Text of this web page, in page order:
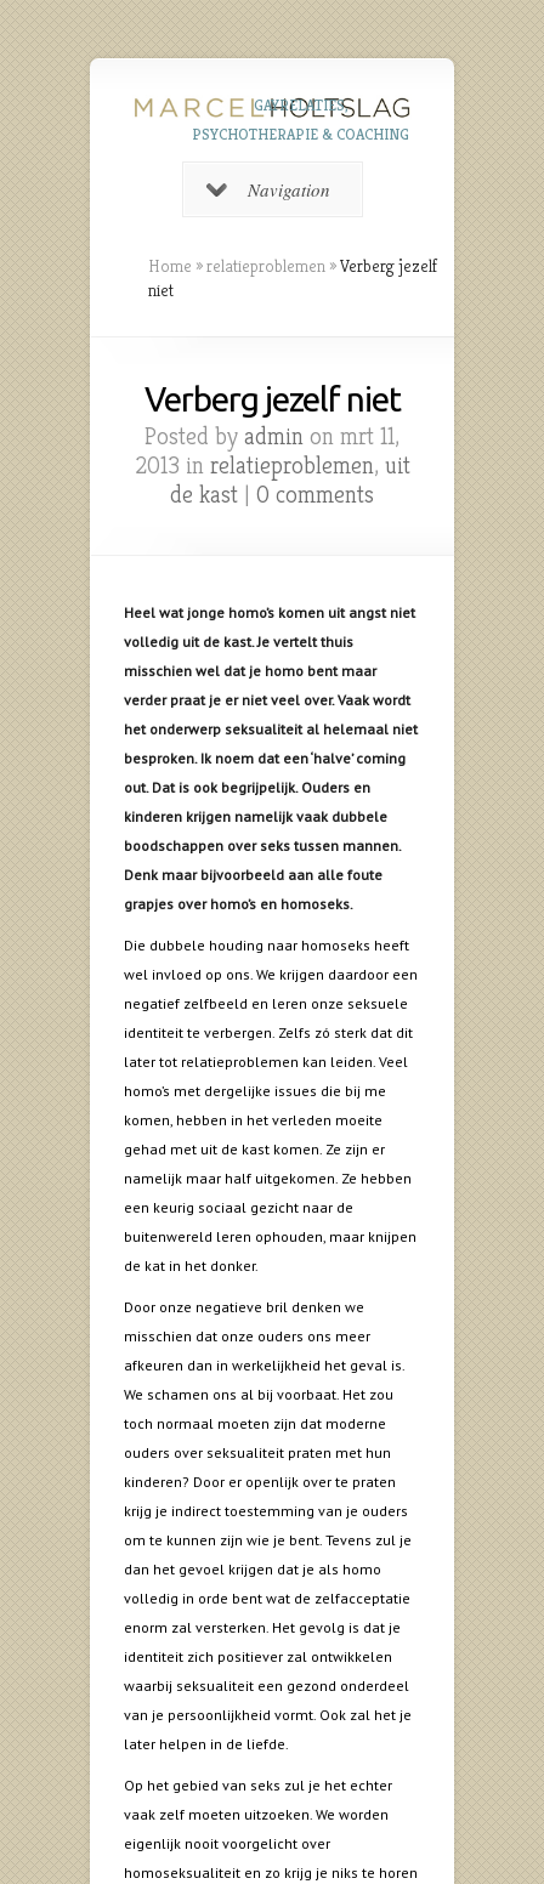
GAYRELATIES,
PSYCHOTHERAPIE & COACHING
Navigation
Home »relatieproblemen »Verberg jezelf
niet
Verberg jezelf niet
Posted by admin on mrt 11,
2013 in relatieproblemen, uit
de kast | 0 comments
Heel wat jonge homo’s komen uit angst niet
volledig uit de kast. Je vertelt thuis
misschien wel dat je homo bent maar
verder praat je er niet veel over. Vaak wordt
het onderwerp seksualiteit al helemaal niet
besproken. Ik noem dat een ‘halve’ coming
out. Dat is ook begrijpelijk. Ouders en
kinderen krijgen namelijk vaak dubbele
boodschappen over seks tussen mannen.
Denk maar bijvoorbeeld aan alle foute
grapjes over homo’s en homoseks.
Die dubbele houding naar homoseks heeft
wel invloed op ons. We krijgen daardoor een
negatief zelfbeeld en leren onze seksuele
identiteit te verbergen. Zelfs zó sterk dat dit
later tot relatieproblemen kan leiden. Veel
homo’s met dergelijke issues die bij me
komen, hebben in het verleden moeite
gehad met uit de kast komen. Ze zijn er
namelijk maar half uitgekomen. Ze hebben
een keurig sociaal gezicht naar de
buitenwereld leren ophouden, maar knijpen
de kat in het donker.
Door onze negatieve bril denken we
misschien dat onze ouders ons meer
afkeuren dan in werkelijkheid het geval is.
We schamen ons al bij voorbaat. Het zou
toch normaal moeten zijn dat moderne
ouders over seksualiteit praten met hun
kinderen? Door er openlijk over te praten
krijg je indirect toestemming van je ouders
om te kunnen zijn wie je bent. Tevens zul je
dan het gevoel krijgen dat je als homo
volledig in orde bent wat de zelfacceptatie
enorm zal versterken. Het gevolg is dat je
identiteit zich positiever zal ontwikkelen
waarbij seksualiteit een gezond onderdeel
van je persoonlijkheid vormt. Ook zal het je
later helpen in de liefde.
Op het gebied van seks zul je het echter
vaak zelf moeten uitzoeken. We worden
eigenlijk nooit voorgelicht over
homoseksualiteit en zo krijg je niks te horen